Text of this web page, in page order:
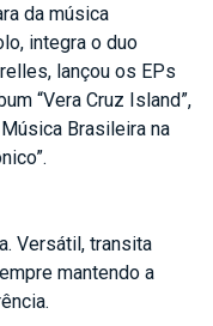
da música
integra o duo
lançou os EPs
“Vera Cruz Island”,
Brasileira na
Versátil, transita
mantendo a